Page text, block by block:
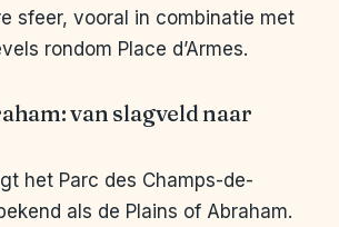
sfeer, vooral in combinatie met
rondom Place d’Armes.
van slagveld naar
het Parc des Champs-de-
als de Plains of Abraham.